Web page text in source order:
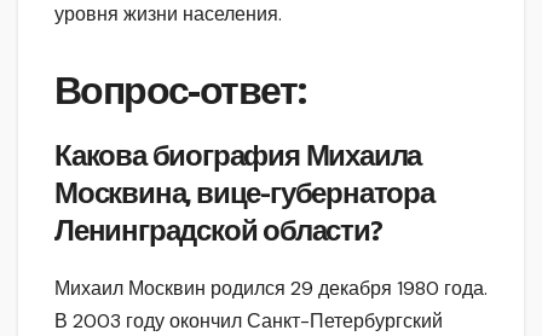
уровня жизни населения.
Вопрос-ответ:
Какова биография Михаила
Москвина, вице-губернатора
Ленинградской области?
Михаил Москвин родился 29 декабря 1980 года.
В 2003 году окончил Санкт-Петербургский